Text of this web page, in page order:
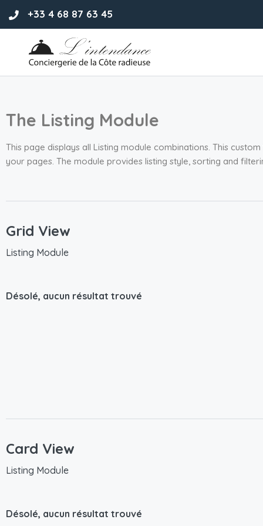
+33 4 68 87 63 45
The Listing Module
This page displays all Listing module combinations. This
your pages. The module provides listing style, sorting and
Grid View
Listing Module
Désolé, aucun résultat trouvé
Card View
Listing Module
Désolé, aucun résultat trouvé